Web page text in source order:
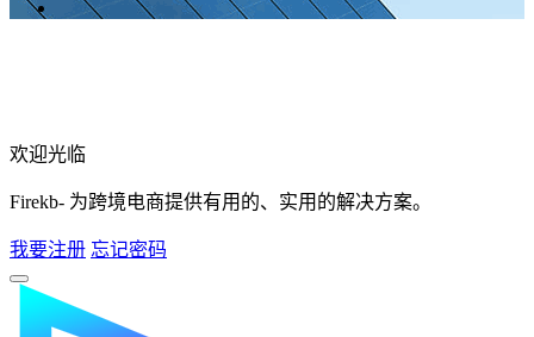
欢迎光临
Firekb- 为跨境电商提供有用的、实用的解决方案。
我要注册 忘记密码